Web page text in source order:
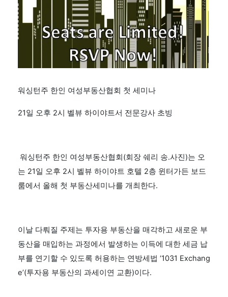
워싱턴주 한인 여성부동산협회 첫 세미나
21일 오후 2시 벨뷰 하이야트서 전문강사 초빙
워싱턴주 한인 여성부동산협회(회장 쉐리 송.사진)는 오
는 21일 오후 2시 벨뷰 하이야트 호텔 2층 윈터가든 보드
룸에서 올해 첫 부동산세미나를 개최한다.
이날 다뤄질 주제는 투자용 부동산을 매각하고 새로운 부
동산을 매입하는 과정에서 발생하는 이득에 대한 세금 납
부를 연기할 수 있도록 허용하는 연방세법 ‘1031 Exchang
e’(투자용 부동산의 과세이연 교환)이다.